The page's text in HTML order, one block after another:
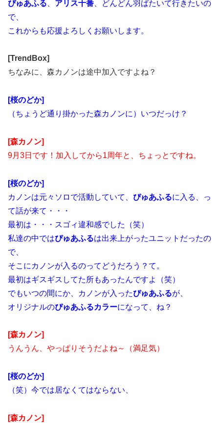
ぴゅあふる アリス十番 、どんどん羽ばたいて行きたいの
で、
これからも応援よろしくお願いします。
[TrendBox]
ちなみに、森カノンは途中加入ですよね？
[桜のどか]
（ちょうど通り掛かった森カノンに）いつだっけ？
[森カノン]
9月3日です！加入してから1周年と、ちょっとですね。
[桜のどか]
カノンは元々ソロで活動していて、 ぴゅあふるに入る、っ
て話が来て・・・
最初は・・・スゴィ違和感でした（笑）
私達の中ではぴゅあふるは出来上がったユニットだったの
で、
そこにカノンが入るのってどうだろう？て。
最初はギスギスしてた所もあったんですよ（笑）
でもいつの間にか、カノンが入ったぴゅあふるが、
オリジナルのぴゅあふるカラーになって、ね？
[森カノン]
うんうん、やっぱりそうだよね～（満足気）
[桜のどか]
（笑）今では居なくてはならない、
[森カノン]